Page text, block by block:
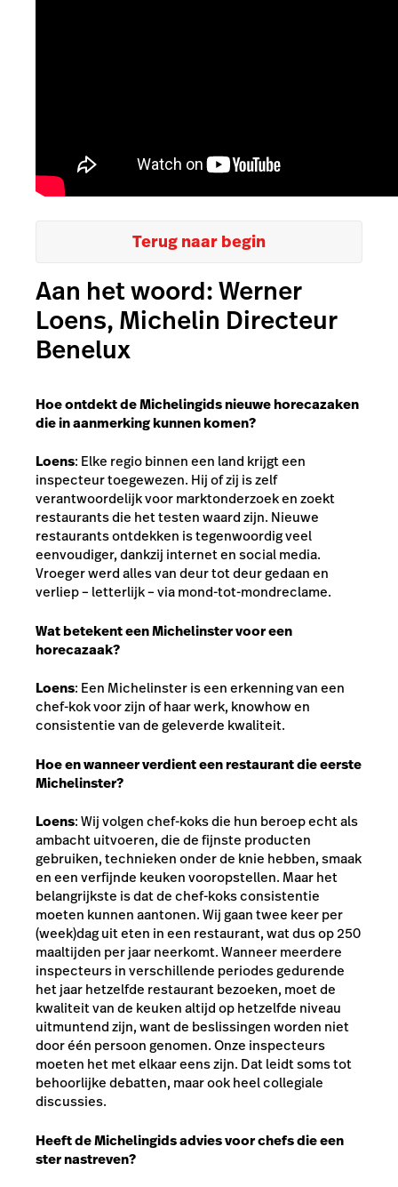
Terug naar begin
Aan het woord: Werner
Loens, Michelin Directeur
Benelux
Hoe ontdekt de Michelingids nieuwe horecazaken
die in aanmerking kunnen komen?
Loens: Elke regio binnen een land krijgt een
inspecteur toegewezen. Hij of zij is zelf
verantwoordelijk voor marktonderzoek en zoekt
restaurants die het testen waard zijn. Nieuwe
restaurants ontdekken is tegenwoordig veel
eenvoudiger, dankzij internet en social media.
Vroeger werd alles van deur tot deur gedaan en
verliep – letterlijk – via mond-tot-mondreclame.
Wat betekent een Michelinster voor een
horecazaak?
Loens: Een Michelinster is een erkenning van een
chef-kok voor zijn of haar werk, knowhow en
consistentie van de geleverde kwaliteit.
Hoe en wanneer verdient een restaurant die eerste
Michelinster?
Loens: Wij volgen chef-koks die hun beroep echt als
ambacht uitvoeren, die de fijnste producten
gebruiken, technieken onder de knie hebben, smaak
en een verfijnde keuken vooropstellen. Maar het
belangrijkste is dat de chef-koks consistentie
moeten kunnen aantonen. Wij gaan twee keer per
(week)dag uit eten in een restaurant, wat dus op 250
maaltijden per jaar neerkomt. Wanneer meerdere
inspecteurs in verschillende periodes gedurende
het jaar hetzelfde restaurant bezoeken, moet de
kwaliteit van de keuken altijd op hetzelfde niveau
uitmuntend zijn, want de beslissingen worden niet
door één persoon genomen. Onze inspecteurs
moeten het met elkaar eens zijn. Dat leidt soms tot
behoorlijke debatten, maar ook heel collegiale
discussies.
Heeft de Michelingids advies voor chefs die een
ster nastreven?